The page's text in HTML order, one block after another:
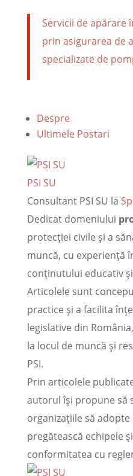
Servicii de
prin asigurarea de
specializate de
Despre
Ultimele Postari
PSI SU
Consultant PSI SU la
Dedicat domeniului
protecției civile și a
muncă, cu experiență
conținutului educativ
Articolele sunt
practice și a facilita
legislative din
la locul de muncă și
PSI.
Prin articolele
autorul își propune să
organizațiile să
pregătească echipele
conformitatea cu